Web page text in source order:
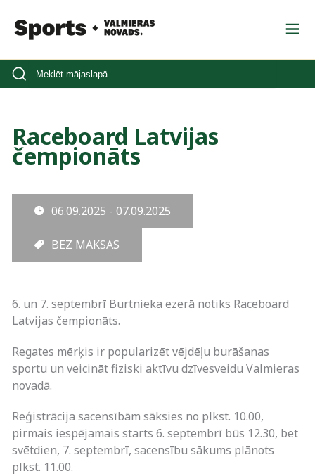
Raceboard Latvijas
čempionāts
06.09.2025 - 07.09.2025
BEZ MAKSAS
6. un 7. septembrī Burtnieka ezerā notiks Raceboard
Latvijas čempionāts.
Regates mērķis ir popularizēt vējdēļu burāšanas
sportu un veicināt fiziski aktīvu dzīvesveidu Valmieras
novadā.
Reģistrācija sacensībām sāksies no plkst. 10.00,
pirmais iespējamais starts 6. septembrī būs 12.30, bet
svētdien, 7. septembrī, sacensību sākums plānots
plkst. 11.00.